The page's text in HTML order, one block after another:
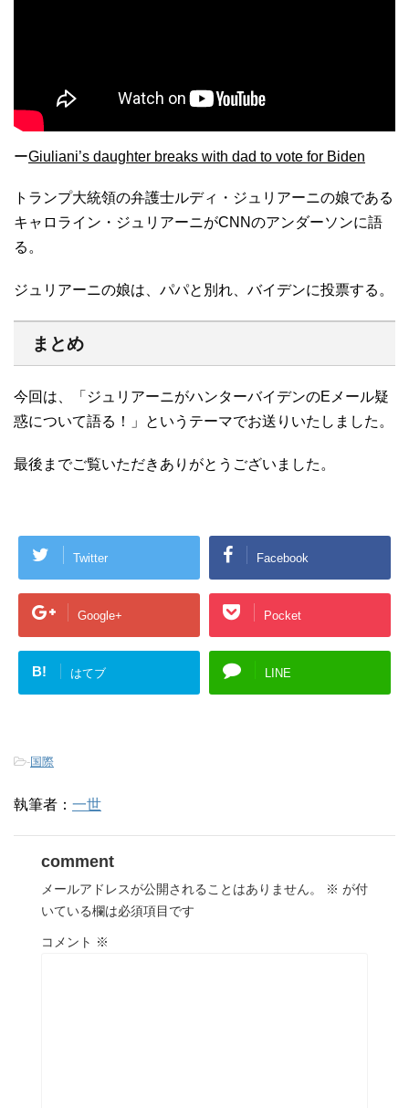
ーGiuliani’s daughter breaks with dad to vote for Biden
トランプ大統領の弁護士ルディ・ジュリアーニの娘である
キャロライン・ジュリアーニがCNNのアンダーソンに語
る。
ジュリアーニの娘は、パパと別れ、バイデンに投票する。
まとめ
今回は、「ジュリアーニがハンターバイデンのEメール疑
惑について語る！」というテーマでお送りいたしました。
最後までご覧いただきありがとうございました。
Twitter Facebook
Google+ Pocket
B! はてブ LINE
-国際
執筆者： 一世
comment
メールアドレスが公開されることはありません。 ※ が付
いている欄は必須項目です
コメント ※